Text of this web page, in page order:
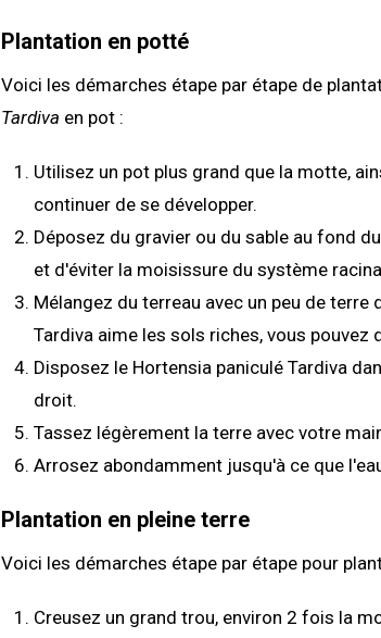
Plantation en potté
Voici les démarches étape par étape de
Tardiva en pot :
Utilisez un pot plus grand que la motte,
continuer de se développer.
Déposez du gravier ou du sable au fond
et d'éviter la moisissure du système
Mélangez du terreau avec un peu de
Tardiva aime les sols riches, vous pouvez
Disposez le Hortensia paniculé Tardiva
droit.
Tassez légèrement la terre avec votre
Arrosez abondamment jusqu'à ce que
Plantation en pleine terre
Voici les démarches étape par étape pour
Creusez un grand trou, environ 2 fois la